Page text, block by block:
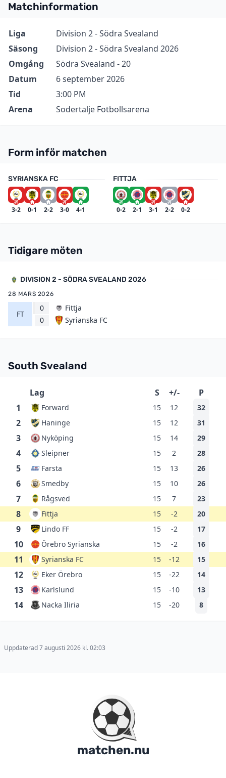
Matchinformation
InformationVärde
Liga
Division 2 - Södra Svealand
Säsong
Division 2 - Södra Svealand 2026
Omgång
Södra Svealand - 20
Datum
6 september 2026
Tid
3:00 PM
Arena
Sodertalje Fotbollsarena
Form inför matchen
SYRIANSKA FC
3-2 0-1 2-2 3-0 4-1
FITTJA
0-2 2-1 3-1 2-2 0-2
Tidigare möten
DIVISION 2 - SÖDRA SVEALAND 2026
28 MARS 2026
FT
0
0
Fittja
Syrianska FC
South Svealand
Lag S +/-
P
1
Forward 15 12 32
2 Haninge 15 12 31
3 Nyköping 15 14 29
4 Sleipner 15 2 28
5 Farsta 15 13 26
6 Smedby 15 10 26
7 Rågsved 15 7 23
8 Fittja 15 -2 20
9 Lindo FF 15 -2 17
10 Örebro Syrianska 15 -2 16
11 Syrianska FC 15 -12 15
12 Eker Örebro 15 -22 14
13 Karlslund 15 -10 13
14 Nacka Iliria 15 -20 8
Uppdaterad 7 augusti 2026 kl. 02:03
matchen.nu